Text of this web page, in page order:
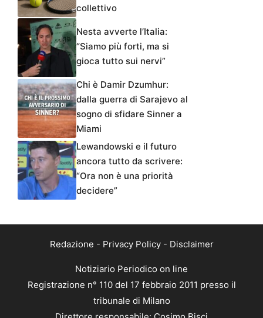
collettivo
Nesta avverte l’Italia:
“Siamo più forti, ma si
gioca tutto sui nervi”
Chi è Damir Dzumhur:
dalla guerra di Sarajevo al
sogno di sfidare Sinner a
Miami
Lewandowski e il futuro
ancora tutto da scrivere:
“Ora non è una priorità
decidere”
Redazione - Privacy Policy- Disclaimer
Notiziario Periodico on line
Registrazione n° 110 del 17 febbraio 2011 presso il
tribunale di Milano